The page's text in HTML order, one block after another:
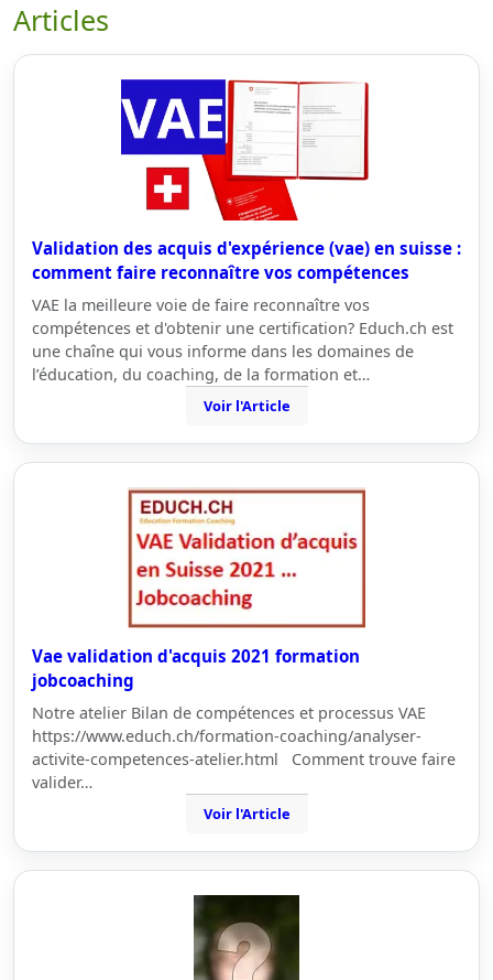
Articles
Validation des acquis d'expérience (vae) en suisse :
comment faire reconnaître vos compétences
VAE la meilleure voie de faire reconnaître vos
compétences et d'obtenir une certification? Educh.ch est
une chaîne qui vous informe dans les domaines de
l’éducation, du coaching, de la formation et…
Voir l'Article
Vae validation d'acquis 2021 formation
jobcoaching
Notre atelier Bilan de compétences et processus VAE
https://www.educh.ch/formation-coaching/analyser-
activite-competences-atelier.html Comment trouve faire
valider…
Voir l'Article